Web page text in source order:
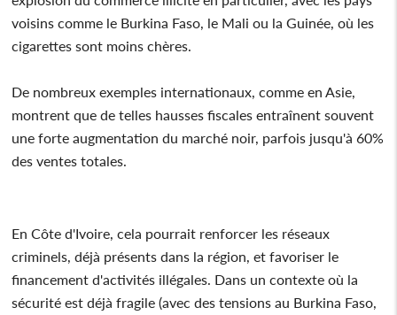
voisins comme le Burkina Faso, le Mali ou la Guinée, où les
cigarettes sont moins chères.
De nombreux exemples internationaux, comme en Asie,
montrent que de telles hausses fiscales entraînent souvent
une forte augmentation du marché noir, parfois jusqu'à 60%
des ventes totales.
En Côte d'Ivoire, cela pourrait renforcer les réseaux
criminels, déjà présents dans la région, et favoriser le
financement d'activités illégales. Dans un contexte où la
sécurité est déjà fragile (avec des tensions au Burkina Faso,